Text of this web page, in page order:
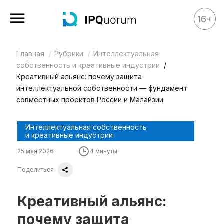
Все материалы
Аналитика
Аналитика
События
О нас
Календарь
16+
Главная Рубрики
Интеллектуальная
собственность и креативные индустрии
Креативный альянс: почему защита
интеллектуальной собственности — фундамент
совместных проектов России и Малайзии
Интеллектуальная собственность
и креативные индустрии
25 мая 2026 4 минуты
Поделиться
Креативный альянс:
почему защита